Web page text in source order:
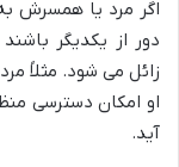
اگر مرد یا همسرش
دور از یکدیگر
زائل می شود. مثلاً
او امکان دسترسی
آید.